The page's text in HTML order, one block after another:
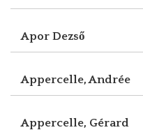
Apor Dezső
Appercelle, Andrée
Appercelle, Gérard